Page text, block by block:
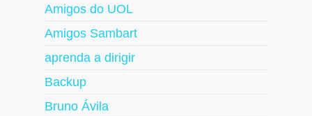
Amigos do UOL
Amigos Sambart
aprenda a dirigir
Backup
Bruno Ávila